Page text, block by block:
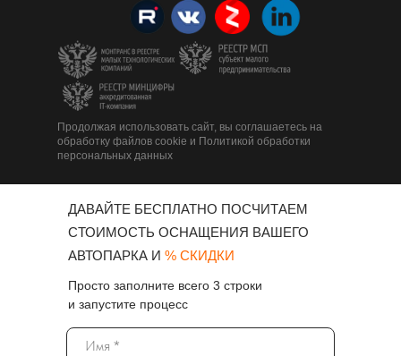
Продолжая использовать сайт, вы соглашаетесь на
обработку файлов cookie и Политикой обработки
персональных данных
ДАВАЙТЕ БЕСПЛАТНО ПОСЧИТАЕМ
СТОИМОСТЬ ОСНАЩЕНИЯ ВАШЕГО
АВТОПАРКА И % СКИДКИ
Просто заполните всего 3 строки
и запустите процесс